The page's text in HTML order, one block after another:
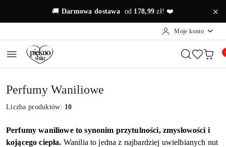
Przejdź do treści głównej
Przejdź do wyszukiwarki
Przejdź do moje konto
Przejdź do menu głównego
Przejdź do stopki
🚚 Darmowa dostawa od 178,99 zł! ❤️
Moje konto
Perfumy Waniliowe
Liczba produktów: 10
Perfumy waniliowe to synonim przytulności, zmysłowości i
kojącego ciepła. Wanilia to jedna z najbardziej uwielbianych nut